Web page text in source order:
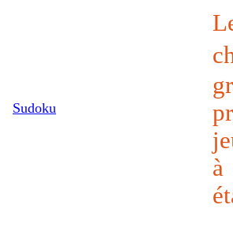
Sudoku
à